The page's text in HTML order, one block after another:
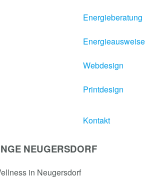
Energieberatung
Energieausweise
Webdesign
Printdesign
Kontakt
NEUGERSDORF
in Neugersdorf